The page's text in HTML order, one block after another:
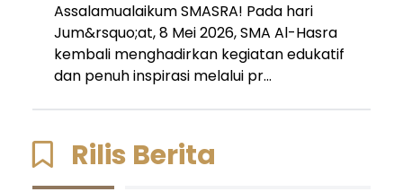
Assalamualaikum SMASRA! Pada hari
Jum&rsquo;at, 8 Mei 2026, SMA Al-Hasra
kembali menghadirkan kegiatan edukatif
dan penuh inspirasi melalui pr...
Rilis Berita